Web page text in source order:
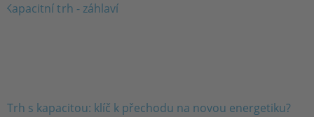
Trh s kapacitou: klíč k přechodu na novou energetiku?